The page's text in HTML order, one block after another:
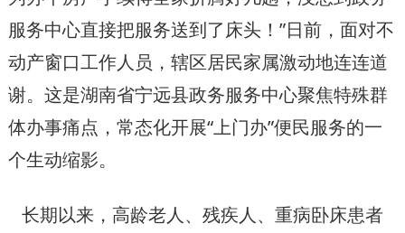
服务中心直接把服务送到了床头！”日前，面对不
动产窗口工作人员，辖区居民家属激动地连连道
谢。这是湖南省宁远县政务服务中心聚焦特殊群
体办事痛点，常态化开展“上门办”便民服务的一
个生动缩影。
长期以来，高龄老人、残疾人、重病卧床患者